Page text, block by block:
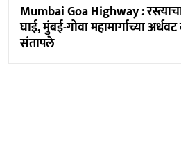
Mumbai Goa Highway :
घाई, मुंबई-गोवा महामार्गाच्या
संतापले